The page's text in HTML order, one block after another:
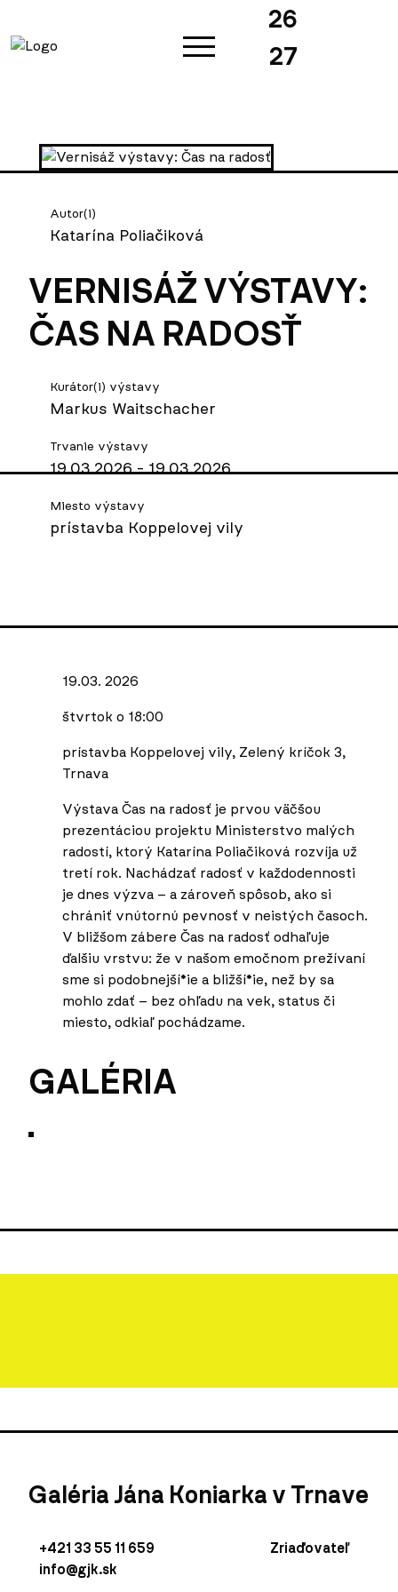
26
27
Autor(i)
Katarína Poliačiková
VERNISÁŽ VÝSTAVY:
ČAS NA RADOSŤ
Kurátor(i) výstavy
Markus Waitschacher
Trvanie výstavy
19.03.2026 - 19.03.2026
Miesto výstavy
prístavba Koppelovej vily
19.03. 2026
štvrtok o 18:00
prístavba Koppelovej vily, Zelený kríčok 3,
Trnava
Výstava Čas na radosť je prvou väčšou
prezentáciou projektu Ministerstvo malých
radostí, ktorý Katarína Poliačiková rozvíja už
tretí rok. Nachádzať radosť v každodennosti
je dnes výzva – a zároveň spôsob, ako si
chrániť vnútornú pevnosť v neistých časoch.
V bližšom zábere Čas na radosť odhaľuje
ďalšiu vrstvu: že v našom emočnom prežívaní
sme si podobnejší*ie a bližší*ie, než by sa
mohlo zdať – bez ohľadu na vek, status či
miesto, odkiaľ pochádzame.
GALÉRIA
Galéria Jána Koniarka v Trnave
+421 33 55 11 659
info@gjk.sk
Zriaďovateľ